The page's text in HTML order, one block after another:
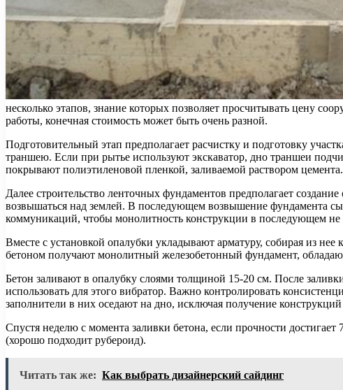
несколько этапов, знание которых позволяет просчитывать цену
работы, конечная стоимость может быть очень разной.
Подготовительный этап предполагает расчистку и подготовку
траншею. Если при рытье используют экскаватор, дно траншеи
покрывают полиэтиленовой пленкой, заливаемой раствором цемента.
Далее строительство ленточных фундаментов предполагает
возвышаться над землей. В последующем возвышение фундамента
коммуникаций, чтобы монолитность конструкции в последующем не
Вместе с установкой опалубки укладывают арматуру, собирая из
бетоном получают монолитный железобетонный фундамент,
Бетон заливают в опалубку слоями толщиной 15-20 см. После
использовать для этого вибратор. Важно контролировать
заполнители в них оседают на дно, исключая получение
Спустя неделю с момента заливки бетона, если прочности
(хорошо подходит рубероид).
Читать так же: Как выбрать дизайнерский сайдинг